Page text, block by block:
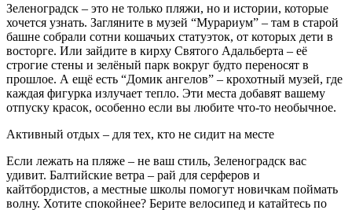
Зеленоградск – это не только пляжи, но и истории, которые
хочется узнать. Загляните в музей “Мурариум” – там в старой
башне собрали сотни кошачьих статуэток, от которых дети в
восторге. Или зайдите в кирху Святого Адальберта – её
строгие стены и зелёный парк вокруг будто переносят в
прошлое. А ещё есть “Домик ангелов” – крохотный музей, где
каждая фигурка излучает тепло. Эти места добавят вашему
отпуску красок, особенно если вы любите что-то необычное.
Активный отдых – для тех, кто не сидит на месте
Если лежать на пляже – не ваш стиль, Зеленоградск вас
удивит. Балтийские ветра – рай для серферов и
кайтбордистов, а местные школы помогут новичкам поймать
волну. Хотите спокойнее? Берите велосипед и катайтесь по